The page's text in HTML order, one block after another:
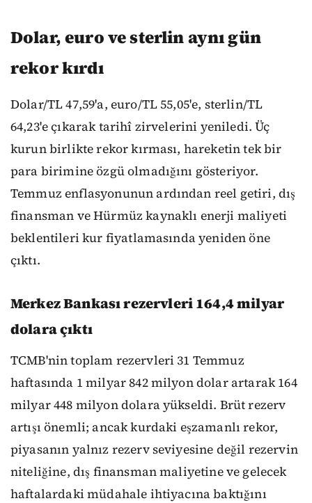
Dolar, euro ve sterlin aynı gün
rekor kırdı
Dolar/TL 47,59'a, euro/TL 55,05'e, sterlin/TL
64,23'e çıkarak tarihî zirvelerini yeniledi. Üç
kurun birlikte rekor kırması, hareketin tek bir
para birimine özgü olmadığını gösteriyor.
Temmuz enflasyonunun ardından reel getiri, dış
finansman ve Hürmüz kaynaklı enerji maliyeti
beklentileri kur fiyatlamasında yeniden öne
çıktı.
Merkez Bankası rezervleri 164,4 milyar
dolara çıktı
TCMB'nin toplam rezervleri 31 Temmuz
haftasında 1 milyar 842 milyon dolar artarak 164
milyar 448 milyon dolara yükseldi. Brüt rezerv
artışı önemli; ancak kurdaki eşzamanlı rekor,
piyasanın yalnız rezerv seviyesine değil rezervin
niteliğine, dış finansman maliyetine ve gelecek
haftalardaki müdahale ihtiyacına baktığını